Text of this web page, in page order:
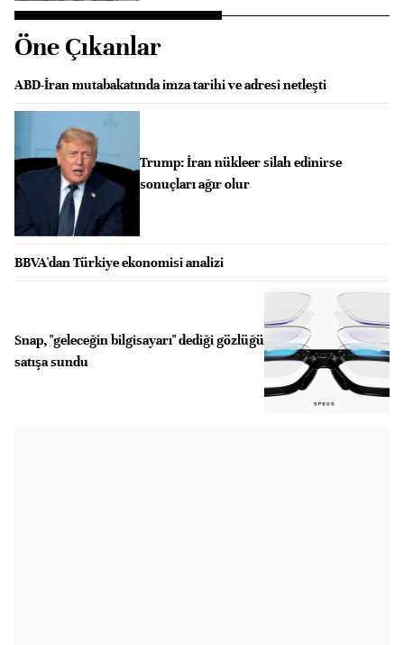
Öne Çıkanlar
ABD-İran mutabakatında imza tarihi ve adresi netleşti
Trump: İran nükleer silah edinirse
sonuçları ağır olur
BBVA'dan Türkiye ekonomisi analizi
Snap, "geleceğin bilgisayarı" dediği gözlüğü
satışa sundu